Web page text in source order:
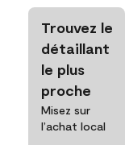
Trouvez le
détaillant
le plus
proche
Misez sur
l’achat local